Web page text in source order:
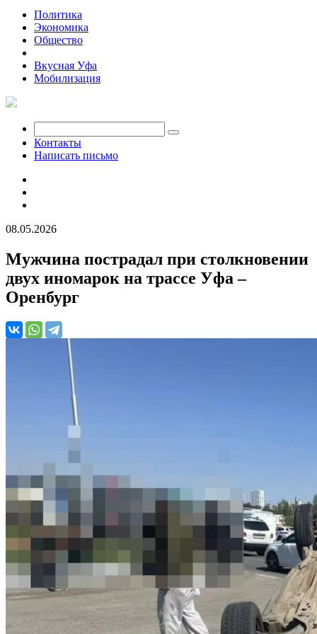
Политика
Экономика
Общество
Вкусная Уфа
Мобилизация
Контакты
Написать письмо
08.05.2026
Мужчина пострадал при столкновении
двух иномарок на трассе Уфа –
Оренбург